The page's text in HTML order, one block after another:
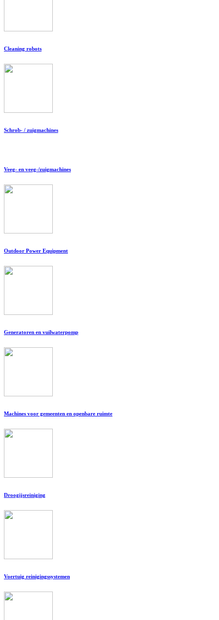
Cleaning robots
Schrob- / zuigmachines
Veeg- en veeg-/zuigmachines
Outdoor Power Equipment
Generatoren en vuilwaterpomp
Machines voor gemeenten en openbare ruimte
Droogijsreiniging
Voertuig reinigingssystemen